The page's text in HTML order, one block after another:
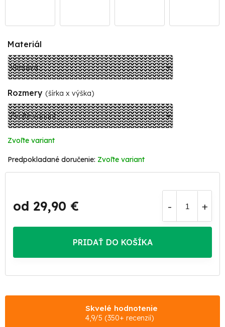
Materiál
Rozmery (šírka x výška)
Zvoľte variant
Zvoľte variant
od 29,90 €
Jednotková
cena:
PRIDAŤ DO KOŠÍKA
Skvelé hodnotenie
4,9/5 (350+ recenzií)